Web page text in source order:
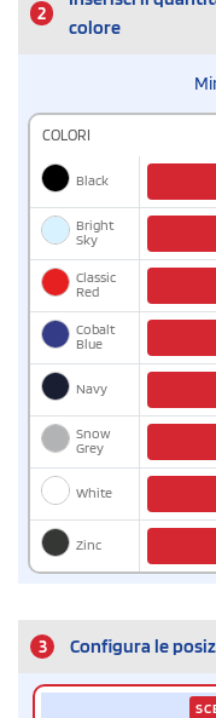
2
colore
COLORI
Black
Bright
Sky
Classic
Red
Cobalt
Blue
Navy
Snow
Grey
White
Zinc
3 Configura le